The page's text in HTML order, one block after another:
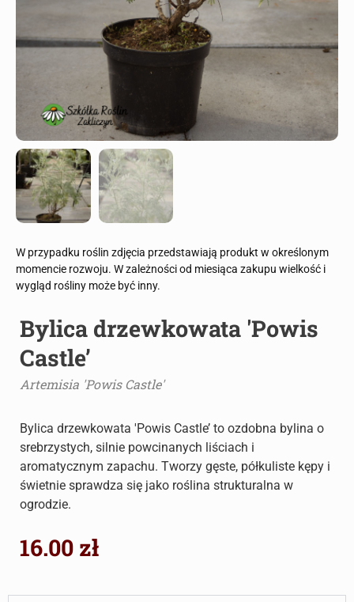
W przypadku roślin zdjęcia przedstawiają produkt w określonym
momencie rozwoju. W zależności od miesiąca zakupu wielkość i
wygląd rośliny może być inny.
Bylica drzewkowata 'Powis
Castle’
Artemisia 'Powis Castle'
Bylica drzewkowata 'Powis Castle’ to ozdobna bylina o
srebrzystych, silnie powcinanych liściach i
aromatycznym zapachu. Tworzy gęste, półkuliste kępy i
świetnie sprawdza się jako roślina strukturalna w
ogrodzie.
16.00 zł